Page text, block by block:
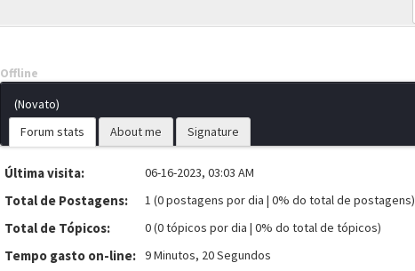
Offline
(Novato)
Forum stats
About me Signature
Última visita: 06-16-2023, 03:03 AM
Total de Postagens: 1 (0 postagens por dia | 0% do total de postagens)
Total de Tópicos: 0 (0 tópicos por dia | 0% do total de tópicos)
Tempo gasto on-line: 9 Minutos, 20 Segundos